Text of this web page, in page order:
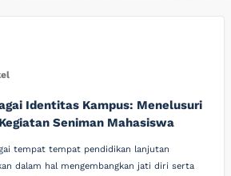
Identitas Kampus: Menelusuri
Seniman Mahasiswa
tempat tempat pendidikan lanjutan
dalam hal mengembangkan jati diri serta